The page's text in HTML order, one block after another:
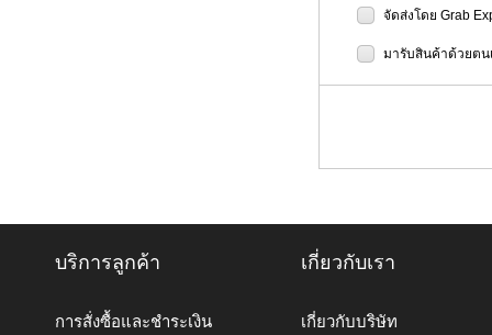
จัดส่งโดย Grab
มารับสินค้าด้วยตน
บริการลูกค้า
การสั่งซื้อและชำระเงิน
เกี่ยวกับเรา
เกี่ยวกับบริษัท